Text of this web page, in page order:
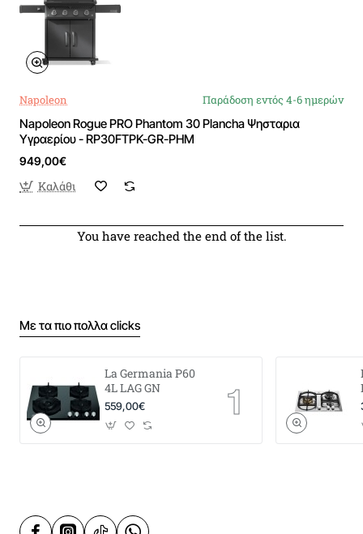
Napoleon Παράδοση εντός 4-6 ημερών
Napoleon Rogue PRO Phantom 30 Plancha Ψησταρια
Υγραερίου - RP30FTPK-GR-PHM
949,00€
Καλάθι
You have reached the end of the list.
Με τα πιο πολλα clicks
La Germania P60
4L LAG GN
559,00€